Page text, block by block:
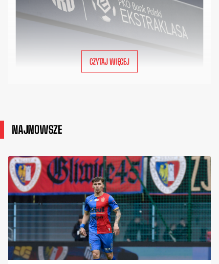
CZYTAJ WIĘCEJ
NAJNOWSZE